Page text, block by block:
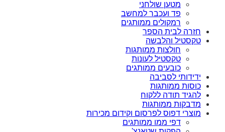
מטען שולחני
פד ועכבר למחשב
רמקולים ממותגים
חזרה לבית הספר
טקסטיל והלבשה
חולצות ממותגות
טקסטיל לעונות
כובעים ממותגים
ידידותי לסביבה
כוסות ממותגות
להגיד תודה ללקוח
מדבקות ממותגות
מוצרי דפוס לפרסום וקידום מכירות
דפי ממו ממותגים